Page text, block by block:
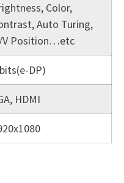
Color,
Auto Turing,
V Position…etc
DP)
HDMI